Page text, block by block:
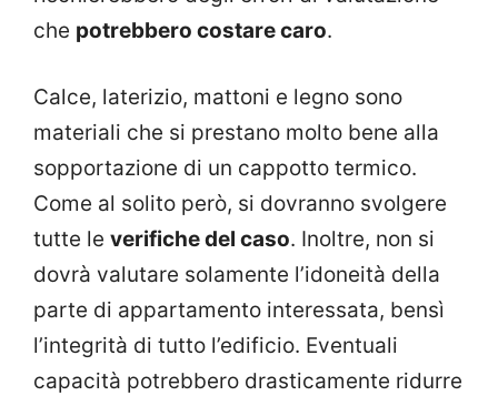
che potrebbero costare caro.
Calce, laterizio, mattoni e legno sono
materiali che si prestano molto bene alla
sopportazione di un cappotto termico.
Come al solito però, si dovranno svolgere
tutte le verifiche del caso. Inoltre, non si
dovrà valutare solamente l’idoneità della
parte di appartamento interessata, bensì
l’integrità di tutto l’edificio. Eventuali
capacità potrebbero drasticamente ridurre